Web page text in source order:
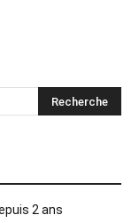
2 ans